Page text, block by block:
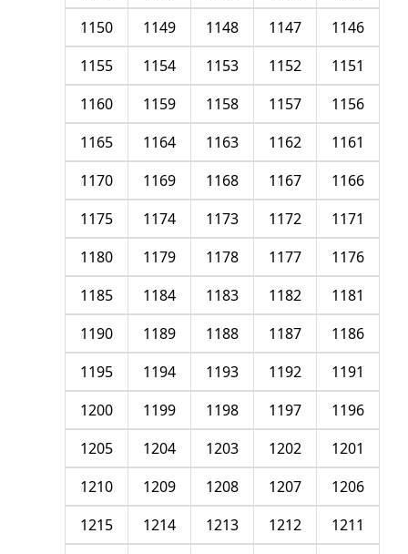
1146
1147
1148
1149
1150
1151
1152
1153
1154
1155
1156
1157
1158
1159
1160
1161
1162
1163
1164
1165
1166
1167
1168
1169
1170
1171
1172
1173
1174
1175
1176
1177
1178
1179
1180
1181
1182
1183
1184
1185
1186
1187
1188
1189
1190
1191
1192
1193
1194
1195
1196
1197
1198
1199
1200
1201
1202
1203
1204
1205
1206
1207
1208
1209
1210
1211
1212
1213
1214
1215